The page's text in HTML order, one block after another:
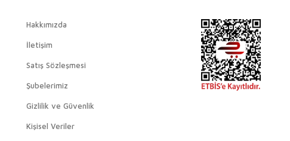
Hakkımızda
İletişim
Satış Sözleşmesi
Şubelerimiz
Gizlilik ve Güvenlik
Kişisel Veriler